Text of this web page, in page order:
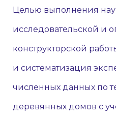
Целью выполнения
исследовательской и
конструкторской
и систематизация
численных данных по
деревянных домов с